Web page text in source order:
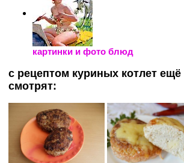
картинки и фото блюд
с рецептом куриных котлет ещё
смотрят: